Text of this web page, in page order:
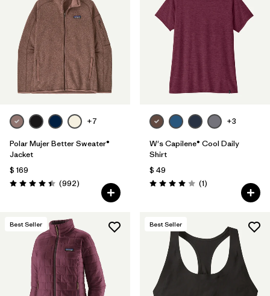
+7
Polar Mujer Better Sweater®
Jacket
$ 169
Valoración: 4.4 / 5
(992Comentarios
)
+3
W's Capilene® Cool Daily
Shirt
$ 49
Valoración: 4.0 / 5
(1Comentarios
)
Best Seller Best Seller